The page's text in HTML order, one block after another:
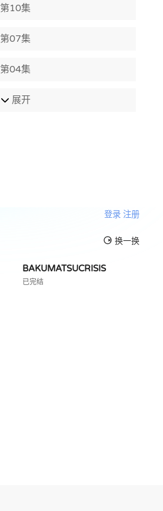
第10集
第07集
第04集
展开
登录 注册
换一换
BAKUMATSUCRISIS
已完结